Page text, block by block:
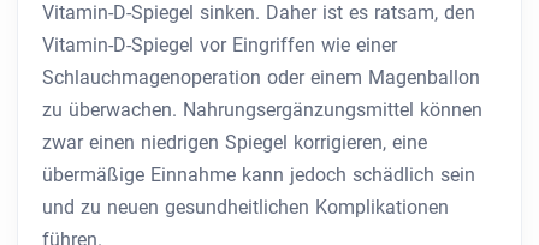
Vitamin-D-Spiegel sinken. Daher ist es ratsam, den
Vitamin-D-Spiegel vor Eingriffen wie einer
Schlauchmagenoperation oder einem Magenballon
zu überwachen. Nahrungsergänzungsmittel können
zwar einen niedrigen Spiegel korrigieren, eine
übermäßige Einnahme kann jedoch schädlich sein
und zu neuen gesundheitlichen Komplikationen
führen.